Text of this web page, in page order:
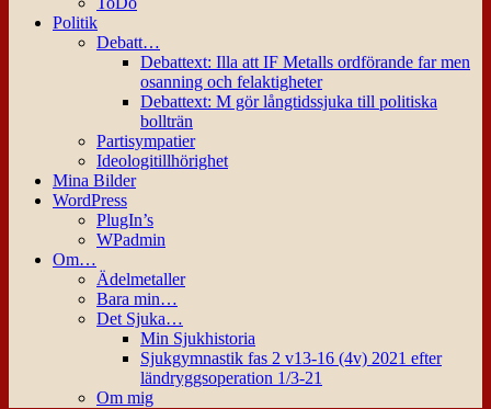
Politik
Debatt…
Debattext: Illa att IF Metalls ordförande far men
osanning och felaktigheter
Debattext: M gör långtidssjuka till politiska
bollträn
Partisympatier
Ideologitillhörighet
Mina Bilder
WordPress
PlugIn’s
WPadmin
Om…
Ädelmetaller
Bara min…
Det Sjuka…
Min Sjukhistoria
Sjukgymnastik fas 2 v13-16 (4v) 2021 efter
ländryggsoperation 1/3-21
Om mig